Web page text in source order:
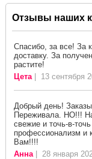
Отзывы наших
Спасибо, за все! За
доставку. За
растите!
Цета| 13 сентября
Добрый день!
Переживала. НО!!!
свежие и точь-в-
профессионализм и
Вам!!!!
Анна| 28 января